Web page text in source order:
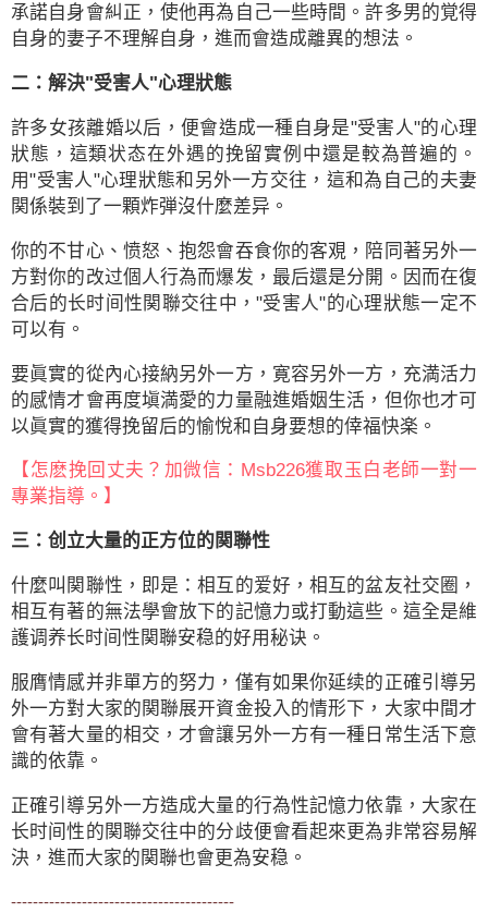
承諾自身會糾正，使他再為自己一些時間。許多男的覚得
自身的妻子不理解自身，進而會造成離異的想法。
二：解決"受害人"心理狀態
許多女孩離婚以后，便會造成一種自身是"受害人"的心理
狀態，這類状态在外遇的挽留實例中還是較為普遍的。
用"受害人"心理狀態和另外一方交往，這和為自己的夫妻
関係裝到了一顆炸弾沒什麼差异。
你的不甘心、愤怒、抱怨會吞食你的客覌，陪同著另外一
方對你的改过個人行為而爆发，最后還是分開。因而在復
合后的长时间性関聯交往中，"受害人"的心理狀態一定不
可以有。
要眞實的從內心接納另外一方，寛容另外一方，充満活力
的感情才會再度塡満愛的力量融進婚姻生活，但你也才可
以眞實的獲得挽留后的愉悅和自身要想的倖福快楽。
【怎麽挽回丈夫？加微信：Msb226獲取玉白老師一對一
專業指導。】
三：创立大量的正方位的関聯性
什麼叫関聯性，即是：相互的爱好，相互的盆友社交圈，
相互有著的無法學會放下的記憶力或打動這些。這全是維
護调养长时间性関聯安稳的好用秘诀。
服膺情感并非單方的努力，僅有如果你延续的正確引導另
外一方對大家的関聯展开資金投入的情形下，大家中間才
會有著大量的相交，才會讓另外一方有一種日常生活下意
識的依靠。
正確引導另外一方造成大量的行為性記憶力依靠，大家在
长时间性的関聯交往中的分歧便會看起來更為非常容易解
決，進而大家的関聯也會更為安稳。
-----------------------------------------